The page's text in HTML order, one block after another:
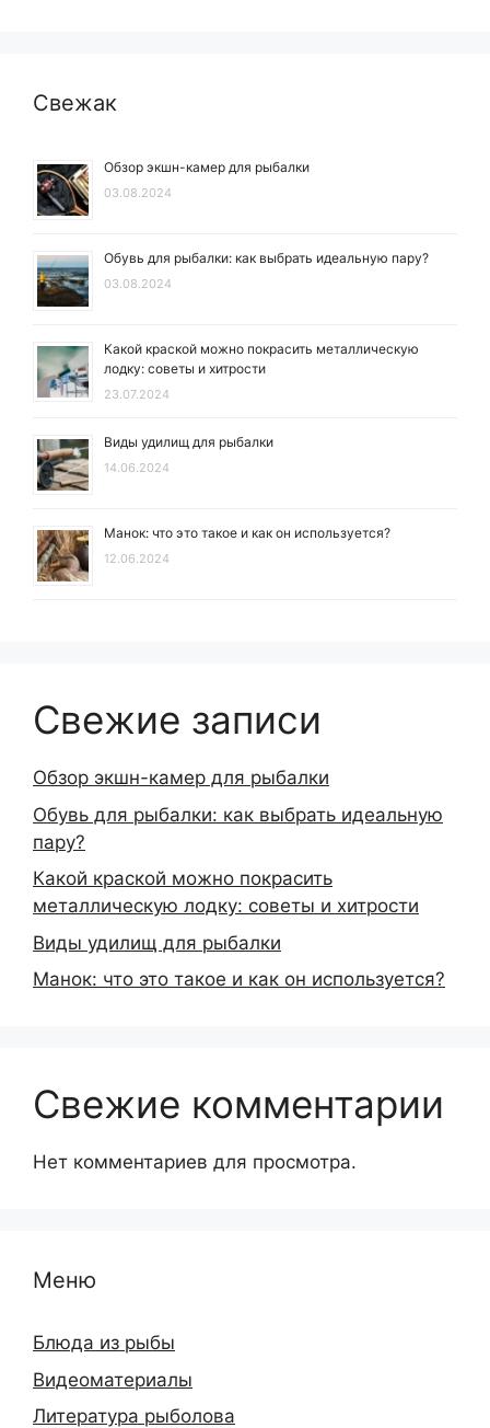
Свежак
Обзор экшн-камер для рыбалки
03.08.2024
Обувь для рыбалки: как выбрать идеальную пару?
03.08.2024
Какой краской можно покрасить металлическую
лодку: советы и хитрости
23.07.2024
Виды удилищ для рыбалки
14.06.2024
Манок: что это такое и как он используется?
12.06.2024
Свежие записи
Обзор экшн-камер для рыбалки
Обувь для рыбалки: как выбрать идеальную
пару?
Какой краской можно покрасить
металлическую лодку: советы и хитрости
Виды удилищ для рыбалки
Манок: что это такое и как он используется?
Свежие комментарии
Нет комментариев для просмотра.
Меню
Блюда из рыбы
Видеоматериалы
Литература рыболова